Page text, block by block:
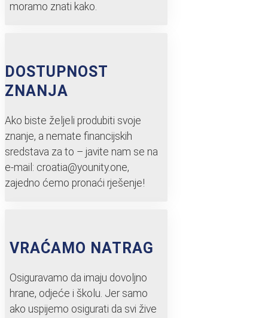
moramo znati kako.
DOSTUPNOST
ZNANJA
Ako biste željeli produbiti svoje
znanje, a nemate financijskih
sredstava za to – javite nam se na
e-mail: croatia@younity.one,
zajedno ćemo pronaći rješenje!
VRAĆAMO NATRAG
Osiguravamo da imaju dovoljno
hrane, odjeće i školu. Jer samo
ako uspijemo osigurati da svi žive